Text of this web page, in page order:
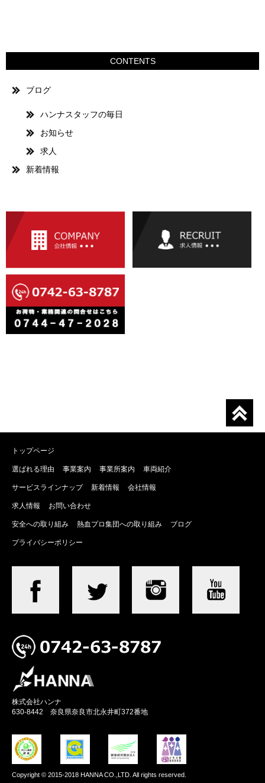
CONTENTS
ブログ
ハンナスタッフの毎日
お知らせ
求人
新着情報
トップページ
選ばれる理由 事業案内 事業所案内 車両紹介
サービスラインナップ 新着情報 会社情報
求人情報 お問い合わせ
安全への取り組み 熱血プロ集団への取り組み ブログ
プライバシーポリシー
株式会社ハンナ
630-8442 奈良県奈良市北永井町372番地
Copyright © 2015-2018 HANNA CO.,LTD. All rights reserved.